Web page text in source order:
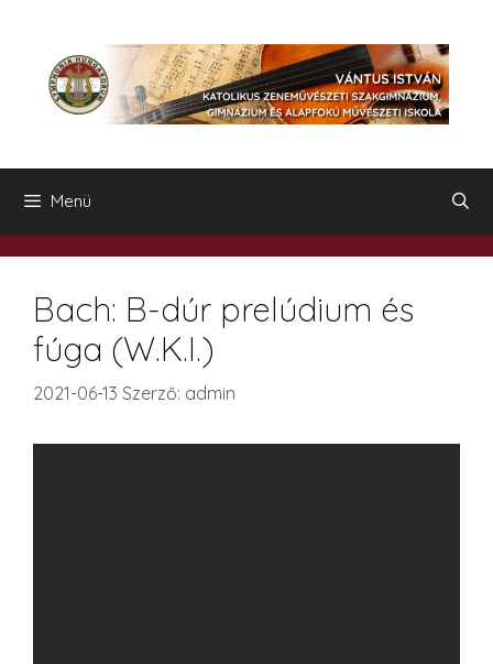
tartalomba
Menü
Bach: B-dúr prelúdium és
fúga (W.K.I.)
2021-06-13 Szerző: admin